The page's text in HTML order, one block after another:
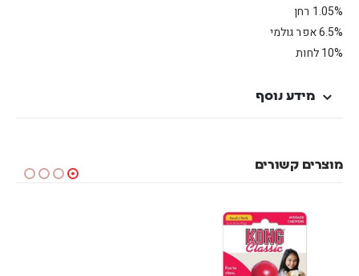
1.05% רחן
6.5% אפר גולמי
10% לחות
מידע נוסף
מוצרים קשורים